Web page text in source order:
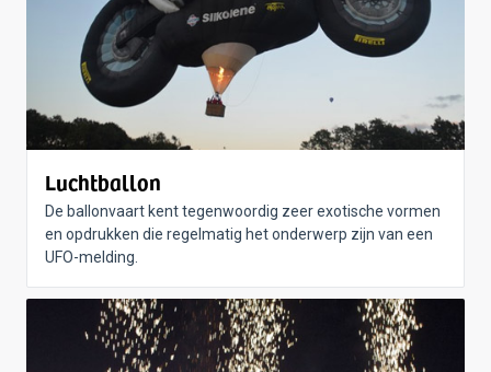
Luchtballon
De ballonvaart kent tegenwoordig zeer exotische vormen
en opdrukken die regelmatig het onderwerp zijn van een
UFO-melding.